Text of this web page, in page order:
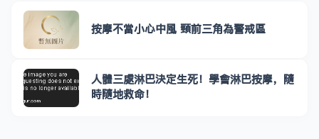
按摩不當小心中風 頸前三角為警戒區
人體三處淋巴決定生死！學會淋巴按摩，隨
時隨地救命！